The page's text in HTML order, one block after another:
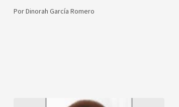
PorDinorah García Romero